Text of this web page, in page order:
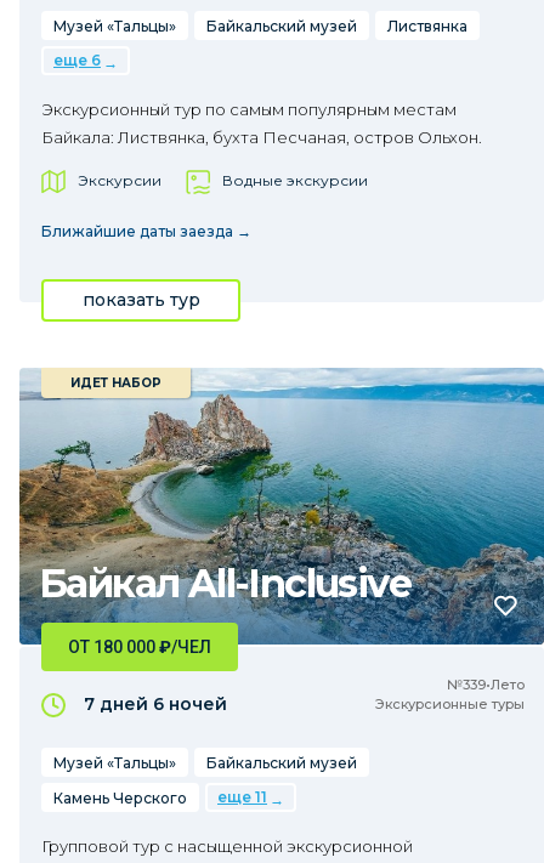
Музей «Тальцы» Байкальский музей
Листвянка
еще 6
Экскурсионный тур по самым популярным местам
Байкала: Листвянка, бухта Песчаная, остров Ольхон.
Экскурсии Водные экскурсии
Ближайшие даты заезда →
показать тур
Байкал All-Inclusive
ИДЕТ НАБОР
№339•Лето
Экскурсионные туры
ОТ 180 000₽/ЧЕЛ
7 дней 6 ночей
Музей «Тальцы»
Байкальский музей
Камень Черского
еще 11
Групповой тур с насыщенной экскурсионной